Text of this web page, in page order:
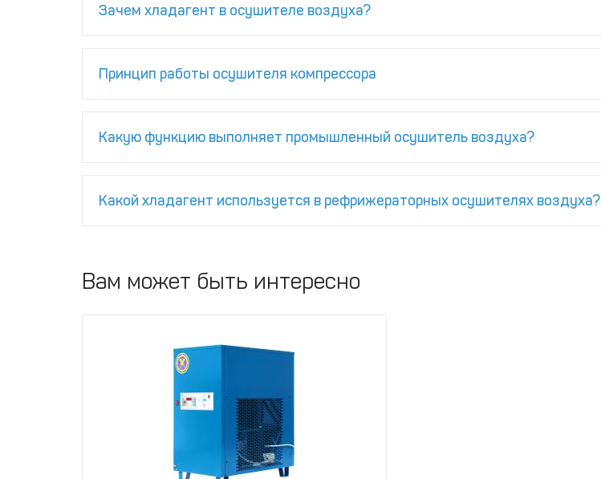
Зачем хладагент в осушителе воздуха?
Принцип работы осушителя компрессора
Какую функцию выполняет промышленный осушитель воздуха?
Какой хладагент используется в рефрижераторных осушителях воздуха?
Вам может быть интересно